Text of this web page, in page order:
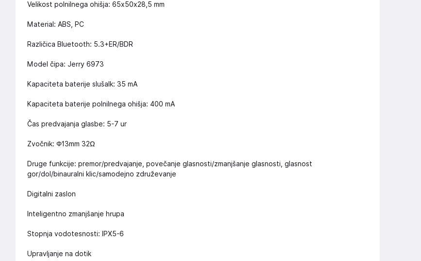
Velikost polnilnega ohišja: 65x50x28,5 mm
Material: ABS, PC
Različica Bluetooth: 5.3+ER/BDR
Model čipa: Jerry 6973
Kapaciteta baterije slušalk: 35 mA
Kapaciteta baterije polnilnega ohišja: 400 mA
Čas predvajanja glasbe: 5-7 ur
Zvočnik: Φ13mm 32Ω
Druge funkcije: premor/predvajanje, povečanje glasnosti/zmanjšanje glasnosti, glasnost
gor/dol/binauralni klic/samodejno združevanje
Digitalni zaslon
Inteligentno zmanjšanje hrupa
Stopnja vodotesnosti: IPX5-6
Upravljanje na dotik